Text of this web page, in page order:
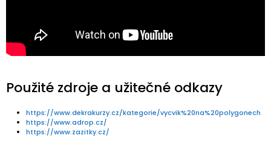
Použité zdroje a užitečné odkazy
https://www.dekrakurzy.cz/kategorie/vycvik%20na%20polygonech
https://www.adrop.cz/
https://www.zazitky.cz/